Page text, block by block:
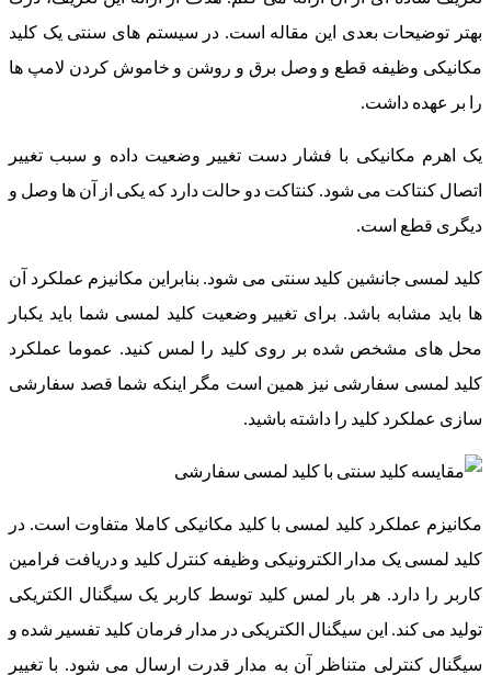
بهتر توضیحات بعدی این مقاله است. در سیستم های سنتی یک کلید
مکانیکی وظیفه قطع و وصل برق و روشن و خاموش کردن لامپ ها
را بر عهده داشت.
یک اهرم مکانیکی با فشار دست تغییر وضعیت داده و سبب تغییر
اتصال کنتاکت می شود. کنتاکت دو حالت دارد که یکی از آن ها وصل و
دیگری قطع است.
کلید لمسی جانشین کلید سنتی می شود. بنابراین مکانیزم عملکرد آن
ها باید مشابه باشد. برای تغییر وضعیت کلید لمسی شما باید یکبار
محل های مشخص شده بر روی کلید را لمس کنید. عموما عملکرد
کلید لمسی سفارشی نیز همین است مگر اینکه شما قصد سفارشی
سازی عملکرد کلید را داشته باشید.
مکانیزم عملکرد کلید لمسی با کلید مکانیکی کاملا متفاوت است. در
کلید لمسی یک مدار الکترونیکی وظیفه کنترل کلید و دریافت فرامین
کاربر را دارد. هر بار لمس کلید توسط کاربر یک سیگنال الکتریکی
تولید می کند. این سیگنال الکتریکی در مدار فرمان کلید تفسیر شده و
سیگنال کنترلی متناظر آن به مدار قدرت ارسال می شود. با تغییر